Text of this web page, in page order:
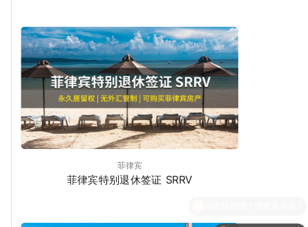
菲律宾
菲律宾特别退休签证 SRRV